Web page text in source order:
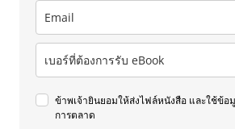
ข้าพเจ้ายินยอมให้ส่งไฟล์หนังสือ และใช้ข้อ
การตลาด